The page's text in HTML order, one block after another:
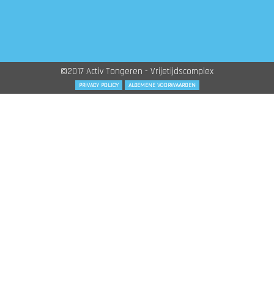
©2017 Activ Tongeren - Vrijetijdscomplex
PRIVACY POLICY ALGEMENE VOORWAARDEN